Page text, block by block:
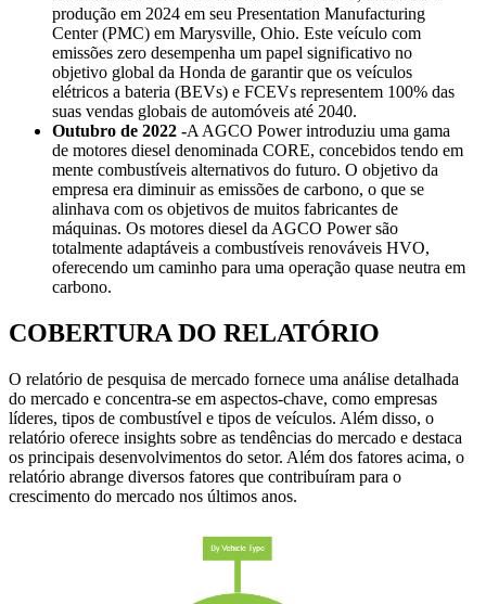
produção em 2024 em seu Presentation Manufacturing
Center (PMC) em Marysville, Ohio. Este veículo com
emissões zero desempenha um papel significativo no
objetivo global da Honda de garantir que os veículos
elétricos a bateria (BEVs) e FCEVs representem 100% das
suas vendas globais de automóveis até 2040.
Outubro de 2022 -A AGCO Power introduziu uma gama
de motores diesel denominada CORE, concebidos tendo em
mente combustíveis alternativos do futuro. O objetivo da
empresa era diminuir as emissões de carbono, o que se
alinhava com os objetivos de muitos fabricantes de
máquinas. Os motores diesel da AGCO Power são
totalmente adaptáveis ​​a combustíveis renováveis ​​HVO,
oferecendo um caminho para uma operação quase neutra em
carbono.
COBERTURA DO RELATÓRIO
O relatório de pesquisa de mercado fornece uma análise detalhada
do mercado e concentra-se em aspectos-chave, como empresas
líderes, tipos de combustível e tipos de veículos. Além disso, o
relatório oferece insights sobre as tendências do mercado e destaca
os principais desenvolvimentos do setor. Além dos fatores acima, o
relatório abrange diversos fatores que contribuíram para o
crescimento do mercado nos últimos anos.